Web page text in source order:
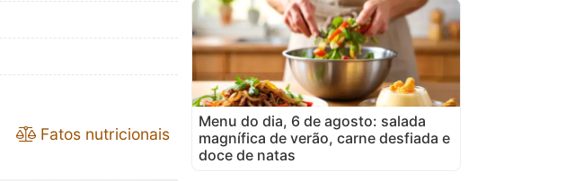
Fatos nutricionais
Menu do dia, 6 de agosto: salada
magnífica de verão, carne desfiada e
doce de natas